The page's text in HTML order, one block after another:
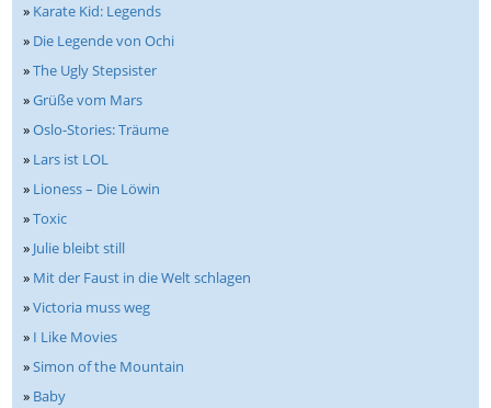
» Karate Kid: Legends
» Die Legende von Ochi
»The Ugly Stepsister
»Grüße vom Mars
»Oslo-Stories: Träume
» Lars ist LOL
» Lioness – Die Löwin
»Toxic
» Julie bleibt still
» Mit der Faust in die Welt schlagen
»Victoria muss weg
» I Like Movies
»Simon of the Mountain
» Baby